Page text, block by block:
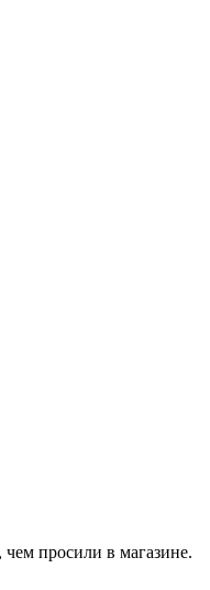
чем просили в магазине.